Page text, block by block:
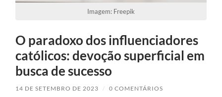
Imagem: Freepik
O paradoxo dos influenciadores
católicos: devoção superficial em
busca de sucesso
14 DE SETEMBRO DE 2023 / 0 COMENTÁRIOS